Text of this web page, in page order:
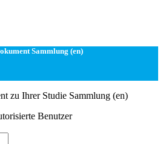
Sammlung (en)
zu Ihrer Studie Sammlung (en)
Benutzer